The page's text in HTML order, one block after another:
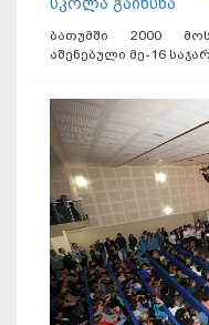
ბათუმში 2000
აშენებული მე-16